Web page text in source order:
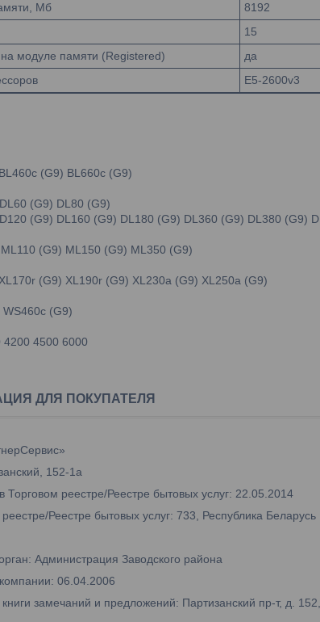
Мб
8192
15
модуле памяти (Registered)
да
E5-2600v3
(G9) BL660c (G9)
(G9) DL80 (G9)
(G9) DL160 (G9) DL180 (G9) DL360 (G9) DL380 (G9)
(G9) ML150 (G9) ML350 (G9)
(G9) XL190r (G9) XL230a (G9) XL250a (G9)
(G9)
4200 4500 6000
ДЛЯ ПОКУПАТЕЛЯ
152-1а
Торговом реестре/Реестре бытовых услуг: 22.05.2014
Реестре бытовых услуг: 733, Республика Беларусь
Администрация Заводского района
06.04.2006
замечаний и предложений: Партизанский пр-т, д.